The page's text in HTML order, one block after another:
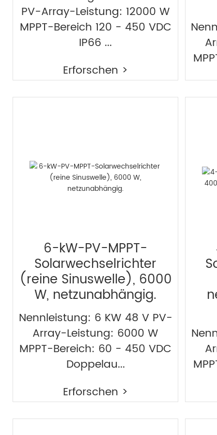
PV-Array-Leistung: 12000 W
MPPT-Bereich 120 - 450 VDC
IP66 ...
Erforschen >
6-kW-PV-MPPT-
Solarwechselrichter
(reine Sinuswelle), 6000
W, netzunabhängig.
Nennleistung: 6 KW 48 V PV-
Array-Leistung: 6000 W
MPPT-Bereich: 60 - 450 VDC
Doppelau...
Erforschen >